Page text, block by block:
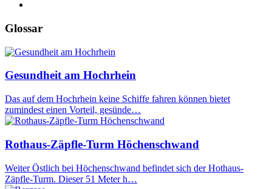
Glossar
Gesundheit am Hochrhein
Das auf dem Hochrhein keine Schiffe fahren können bietet
zumindest einen Vorteil, gesünde…
Rothaus-Zäpfle-Turm Höchenschwand
Weiter Östlich bei Höchenschwand befindet sich der Hothaus-
Zäpfle-Turm. Dieser 51 Meter h…